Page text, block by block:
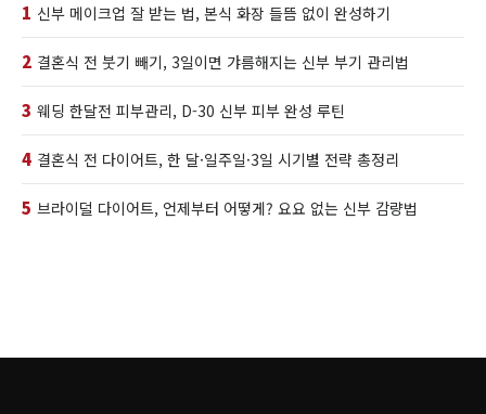
1 신부 메이크업 잘 받는 법, 본식 화장 들뜸 없이 완성하기
2 결혼식 전 붓기 빼기, 3일이면 갸름해지는 신부 부기 관리법
3 웨딩 한달전 피부관리, D-30 신부 피부 완성 루틴
4 결혼식 전 다이어트, 한 달·일주일·3일 시기별 전략 총정리
5 브라이덜 다이어트, 언제부터 어떻게? 요요 없는 신부 감량법